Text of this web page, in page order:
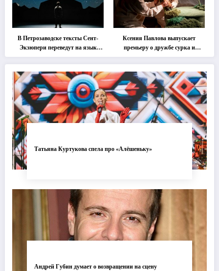
В Петрозаводске тексты Сент-
Экзюпери переведут на язык
современной хореографии
Ксения Павлова выпускает
премьеру о дружбе сурка и
одуванчика
Татьяна Куртукова спела про «Алёшеньку»
Андрей Губин думает о возвращении на сцену